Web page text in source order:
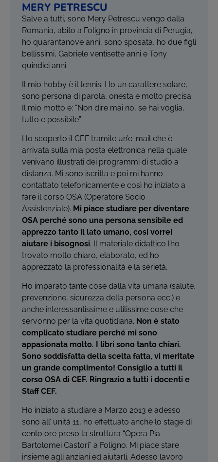
MERY PETRESCU
Salve a tutti, sono Mery Petrescu vengo dalla
Romania, abito a Foligno in provincia di Perugia,
ho quarantanove anni, sono sposata, ho due figli
bellissimi, Gabriele ventisette anni e Tony
quindici anni.
Il mio hobby è il tennis. Ho un carattere solare,
sono persona di parola, onesta e molto precisa.
Il mio motto e: “Non dire mai no, se hai voglia,
tutto e possibile”
Ho scoperto il CEF tramite un’e-mail che è
arrivata sulla mia posta elettronica nella quale
venivano illustrati dei programmi di studio a
distanza. Mi sono iscritta e poi mi hanno
contattato telefonicamente e così ho iniziato a
fare il corso OSA (Operatore Socio
Assistenziale). Mi piace studiare per diventare
OSA perché sono una persona sensibile ed
apprezzo tanto il lato umano, cosi vorrei
aiutare i bisognosi. Il materiale didattico l’ho
trovato molto chiaro, elaborato, ed ho
apprezzato la professionalità e la serietà.
Ho imparato tante cose dalla vita umana (salute,
prevenzione, sicurezza della persona ecc.) e
anche interessantissime e utilissime cose che
servonno per la vita quotidiana. Non è stato
complicato studiare perché mi sono
appasionata molto. I libri sono tanto chiari.
Sono soddisfatta della scelta fatta, vi meritate
un grande complimento! Consiglio a tutti il
corso OSA di CEF. Ringrazio a tutti i docenti e
Staff CEF.
Ho iniziato a studiare a Marzo 2013 e adesso
sono all’ unità 11, ho effettuato anche lo stage di
cento ore preso la struttura “Opera Pia
Bartolomei Castori” a Foligno. Mi piace stare
insieme agli anziani ed aiutarli. Adesso lavoro